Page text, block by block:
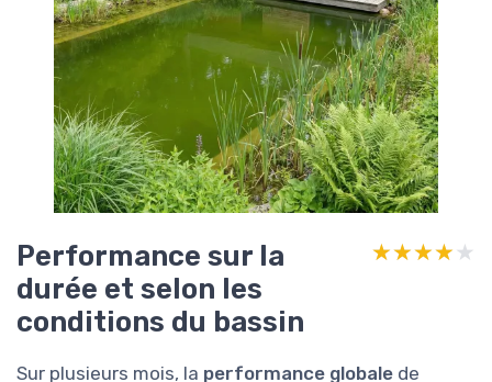
Performance sur la
durée et selon les
conditions du bassin
★★★★★
★★★★★
Sur plusieurs mois, la performance globale de